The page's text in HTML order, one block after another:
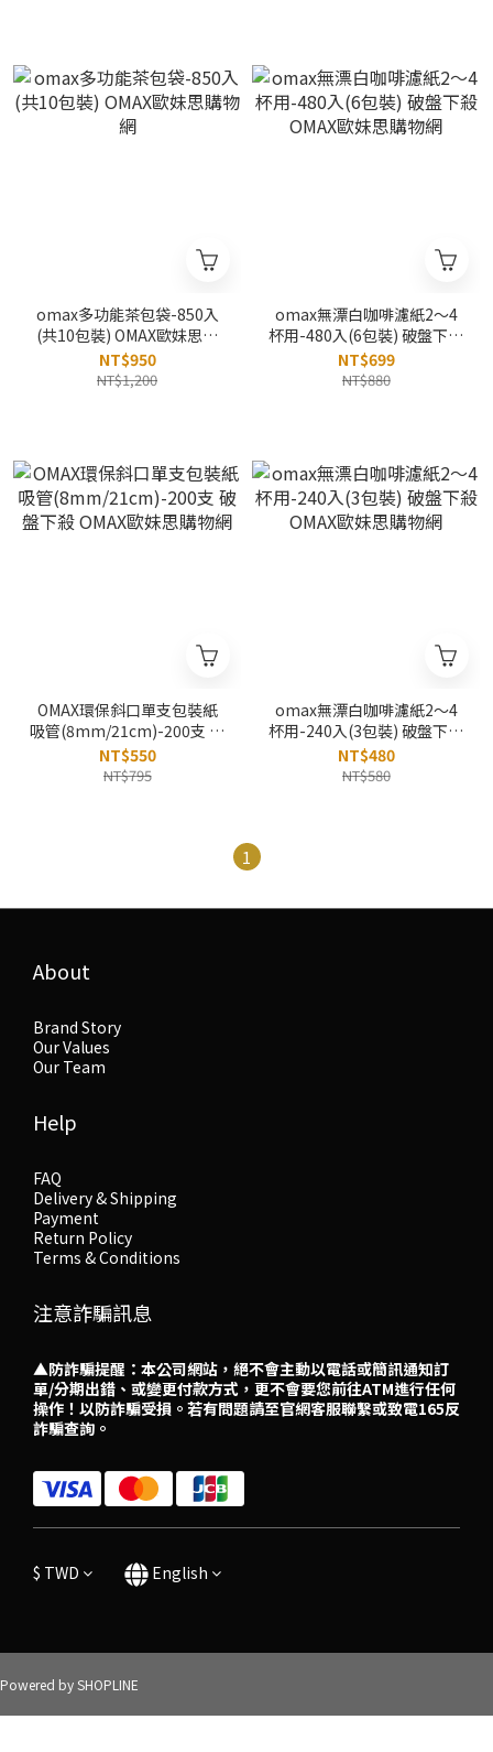
omax多功能茶包袋-850入
(共10包裝) OMAX歐妹思購
物網
NT$950
NT$1,200
omax無漂白咖啡濾紙2～4
杯用-480入(6包裝) 破盤下殺
OMAX歐妹思購物網
NT$699
NT$880
OMAX環保斜口單支包裝紙
吸管(8mm/21cm)-200支 破
盤下殺 OMAX歐妹思購物網
NT$550
NT$795
omax無漂白咖啡濾紙2～4
杯用-240入(3包裝) 破盤下殺
OMAX歐妹思購物網
NT$480
NT$580
1
About
Brand Story
Our Values
Our Team
Help
FAQ
Delivery & Shipping
Payment
Return Policy
Terms & Conditions
注意詐騙訊息
▲防詐騙提醒：本公司網站，絕不會主動以電話或簡訊通知訂
單/分期出錯、或變更付款方式，更不會要您前往ATM進行任何
操作！以防詐騙受損。若有問題請至官網客服聯繫或致電165反
詐騙查詢。
$ TWD English
Powered by SHOPLINE